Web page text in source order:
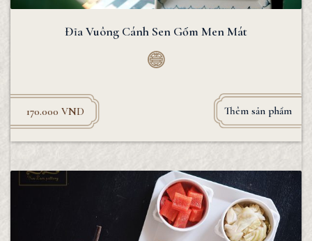
Đĩa Vuông Cánh Sen Gốm Men Mát
170.000 VND Thêm sản phẩm